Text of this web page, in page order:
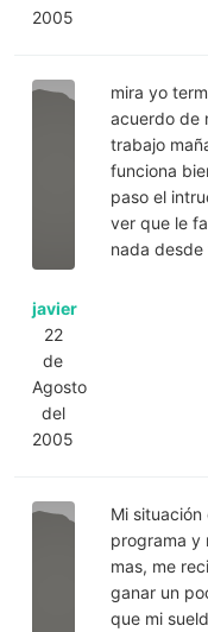
2005
javier
22
de
Agosto
del
2005
mira yo
acuerdo de
trabajo
funciona
paso el
ver que le
nada
Mi
programa y
mas, me
ganar un
que mi